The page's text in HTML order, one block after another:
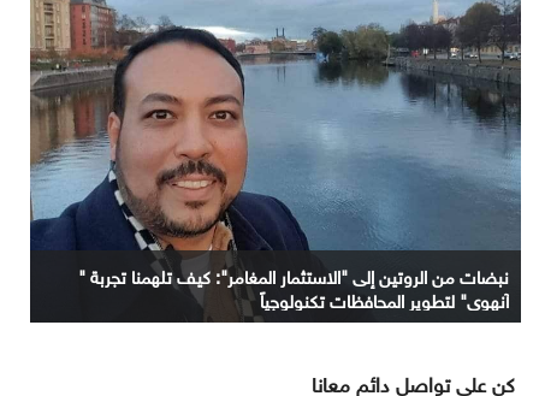
نبضات من الروتين إلى "الاستثمار المغامر": كيف تلهمنا تجربة "
آنهوي" لتطوير المحافظات تكنولوجياً
كن على تواصل دائم معانا